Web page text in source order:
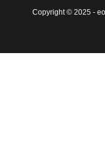
Copyright © 2025 -